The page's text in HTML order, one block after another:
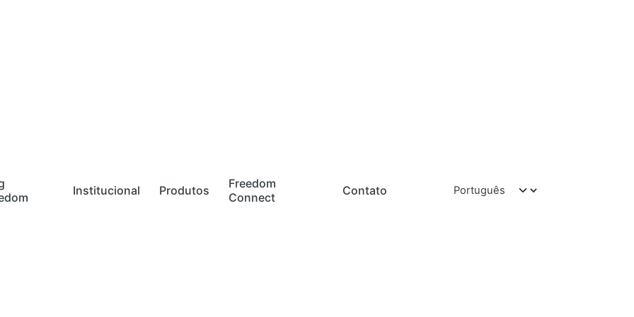
Institucional Produtos
Freedom
Connect
Contato